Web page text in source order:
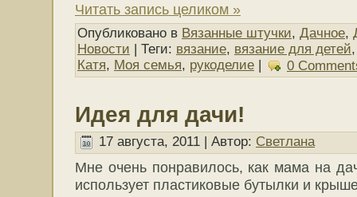
Читать запись целиком »
Опубликовано в Вязанные штучки, Дачное,
Новости | Теги: вязание, вязание для детей
Катя, Моя семья, рукоделие 0
Идея для дачи!
17 августа, 2011 | Автор: Светлана
Мне очень понравилось, как мама на
использует пластиковые бутылки и